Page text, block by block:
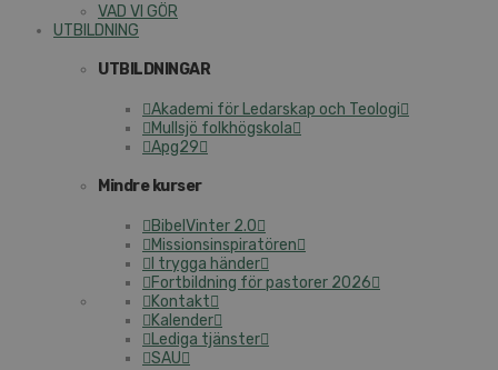
VAD VI GÖR
UTBILDNING
UTBILDNINGAR
Akademi för Ledarskap och Teologi
Mullsjö folkhögskola
Apg29
Mindre kurser
BibelVinter 2.0
Missionsinspiratören
I trygga händer
Fortbildning för pastorer 2026
Kontakt
Kalender
Lediga tjänster
SAU